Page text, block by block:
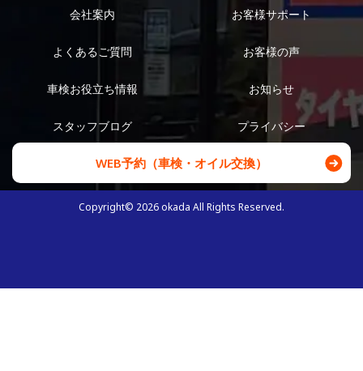
会社案内 お客様サポート
よくあるご質問 お客様の声
車検お役立ち情報 お知らせ
スタッフブログ プライバシー
WEB予約（車検・オイル交換）
Copyright© 2026okada All Rights Reserved.